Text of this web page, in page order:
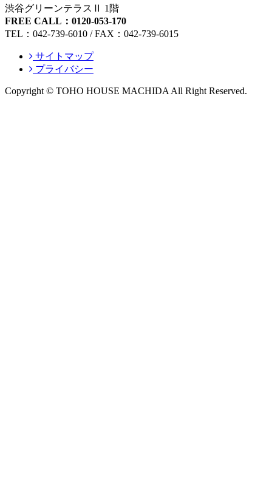
渋谷グリーンテラスⅡ 1階
FREE CALL：0120-053-170
TEL：042-739-6010 / FAX：042-739-6015
サイトマップ
プライバシー
Copyright © TOHO HOUSE MACHIDA All Right Reserved.